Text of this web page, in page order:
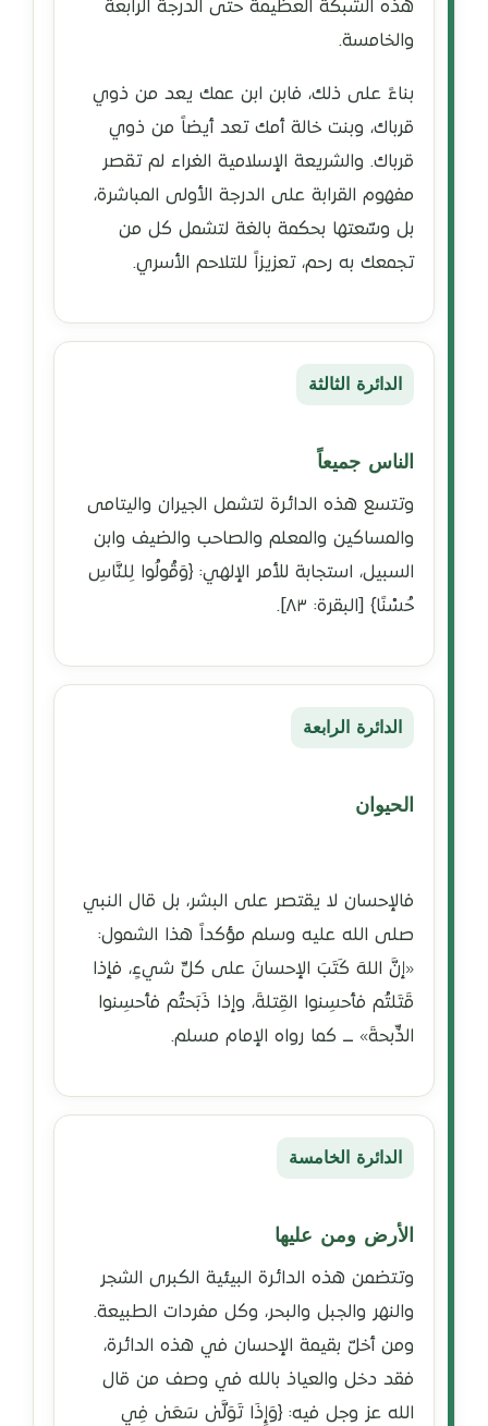
هذه الشبكة العظيمة حتى الدرجة الرابعة
والخامسة.
بناءً على ذلك، فابن ابن عمك يعد من ذوي
قرباك، وبنت خالة أمك تعد أيضاً من ذوي
قرباك. والشريعة الإسلامية الغراء لم تقصر
مفهوم القرابة على الدرجة الأولى المباشرة،
بل وسّعتها بحكمة بالغة لتشمل كل من
تجمعك به رحم، تعزيزاً للتلاحم الأسري.
الدائرة الثالثة
الناس جميعاً
وتتسع هذه الدائرة لتشمل الجيران واليتامى
والمساكين والمعلم والصاحب والضيف وابن
السبيل، استجابة للأمر الإلهي: ﴿وَقُولُوا لِلنَّاسِ
حُسْنًا﴾ [البقرة: ٨٣].
الدائرة الرابعة
الحيوان
فالإحسان لا يقتصر على البشر، بل قال النبي
صلى الله عليه وسلم مؤكداً هذا الشمول:
«إنَّ اللهَ كَتَبَ الإحسانَ على كلِّ شيءٍ، فإذا
قَتَلتُم فأحسِنوا القِتلةَ، وإذا ذَبَحتُم فأحسِنوا
الذِّبحةَ» ـــ كما رواه الإمام مسلم.
الدائرة الخامسة
الأرض ومن عليها
وتتضمن هذه الدائرة البيئية الكبرى الشجر
والنهر والجبل والبحر، وكل مفردات الطبيعة.
ومن أخلّ بقيمة الإحسان في هذه الدائرة،
فقد دخل والعياذ بالله في وصف من قال
الله عز وجل فيه: ﴿وَإِذَا تَوَلَّىٰ سَعَىٰ فِي